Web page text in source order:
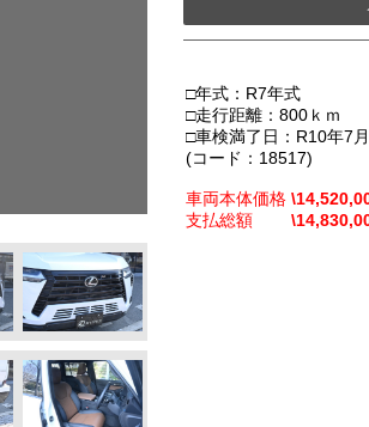
□年式：R7年式
□走行距離：800ｋｍ
□車検満了日：R10年7月
(コード：18517)
車両本体価格
支払総額